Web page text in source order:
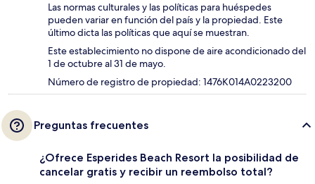
Las normas culturales y las políticas para huéspedes
pueden variar en función del país y la propiedad. Este
último dicta las políticas que aquí se muestran.
Este establecimiento no dispone de aire acondicionado del
1 de octubre al 31 de mayo.
Número de registro de propiedad: 1476K014A0223200
Preguntas frecuentes
¿Ofrece Esperides Beach Resort la posibilidad de
cancelar gratis y recibir un reembolso total?